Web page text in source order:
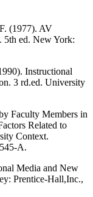
(1977). AV
5th ed. New York:
Instructional
3 rd.ed. University
Faculty Members in
Related to
Context.
A.
Media and New
Prentice-Hall,Inc.,